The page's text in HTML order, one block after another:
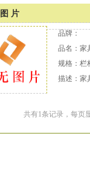
图 片
品牌：
品名：家
规格：栏
描述：家
共有1条记录，每页